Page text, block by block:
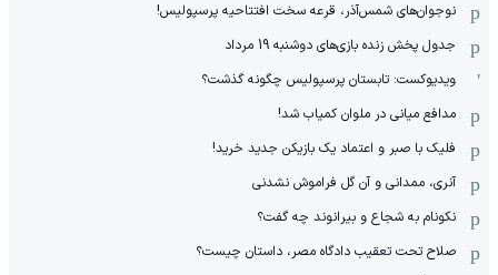
نوجوان‌های شمس‌آذر، قرعه سخت افتتاحیه پرسپولیس!
جدول پخش زنده بازی‌های دوشنبه 19 مرداد
ویدیوکست: تابستان پرسپولیس چگونه گذشت؟
مدافع میانی در ملوان کمیاب شد!
فلیک با صبر و اعتماد یک بازیکن جدید خرید!
آنری، ممدانی و آن گل فراموش نشدنی
نکونام به شجاع و بیرانوند چه گفت؟
صلاح تحت تعقیب دادگاه مصر، داستان چیست؟